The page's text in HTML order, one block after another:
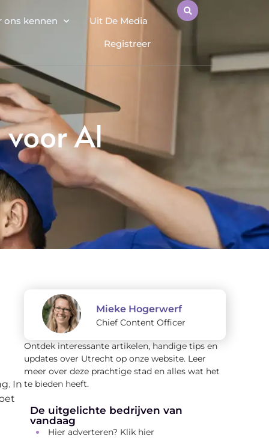
ons kennen
Uit De Media
Registreer
voor Al
In
Mieke Hogerwerf
Chief Content Officer
Ontdek interessante artikelen, handige tips en
updates over Utrecht op onze website. Leer
meer over deze prachtige stad en alles wat het
te bieden heeft.
De uitgelichte bedrijven van
vandaag
Hier adverteren? Klik hier